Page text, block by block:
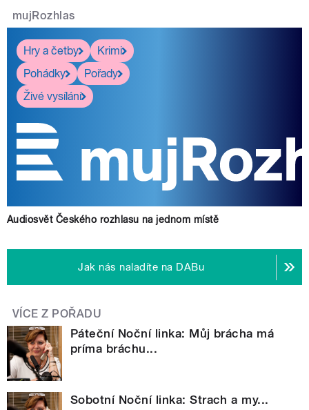
mujRozhlas
Hry a četby
Krimi
Pohádky
Pořady
Živé vysílání
Audiosvět Českého rozhlasu na jednom místě
Jak nás naladíte na DABu
VÍCE Z POŘADU
Páteční Noční linka: Můj brácha má
príma bráchu...
Sobotní Noční linka: Strach a my...